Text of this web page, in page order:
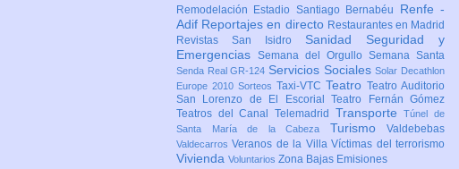
Remodelación Estadio Santiago Bernabéu Renfe -
Adif Reportajes en directo Restaurantes en Madrid
Revistas San Isidro Sanidad Seguridad y
Emergencias Semana del Orgullo Semana Santa
Senda Real GR-124 Servicios SocialesSolar Decathlon
Europe 2010 Sorteos Taxi-VTC Teatro Teatro Auditorio
San Lorenzo de El EscorialTeatro Fernán Gómez
Teatros del Canal Telemadrid TransporteTúnel de
Santa María de la Cabeza Turismo Valdebebas
ValdecarrosVeranos de la VillaVíctimas del terrorismo
Vivienda Voluntarios Zona Bajas Emisiones